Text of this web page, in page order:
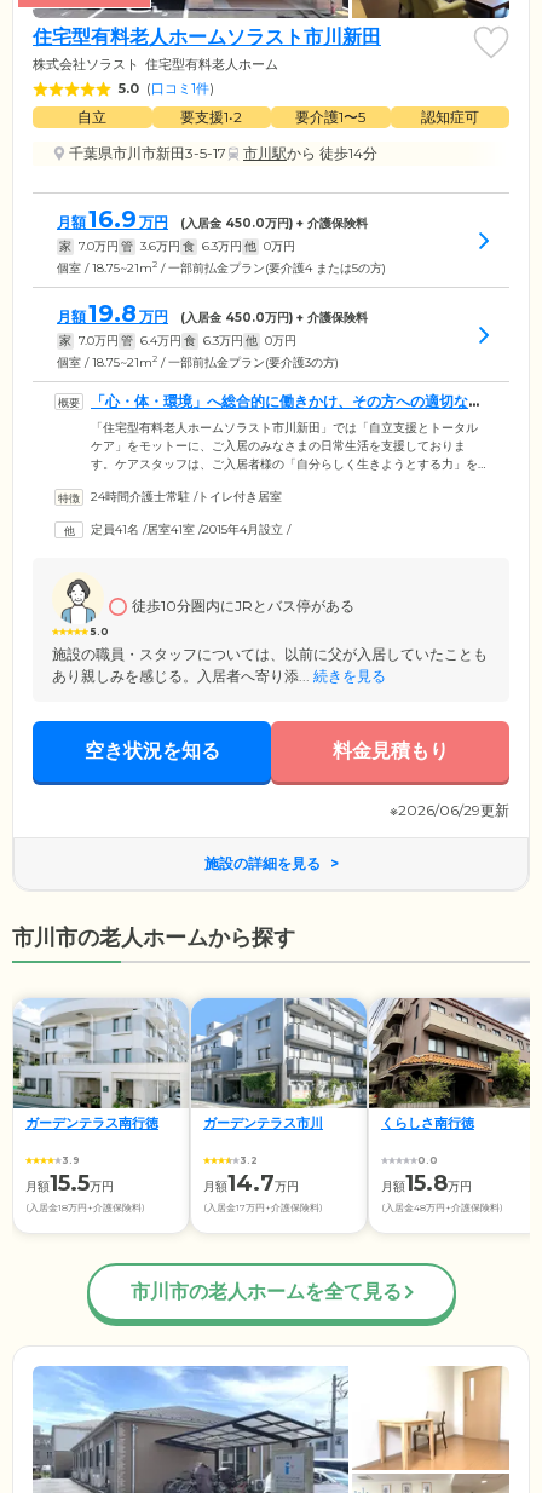
住宅型有料老人ホームソラスト市川新田
株式会社ソラスト 住宅型有料老人ホーム
5.0 (口コミ1件)
自立 要支援1•2 要介護1〜5
認知症可
千葉県市川市新田3-5-17
市川駅から 徒歩14分
月額16.9 万円 (入居金 450.0万円) + 介護保険料
家 7.0万円 管 3.6万円 食 6.3万円 他 0万円
個室 / 18.75~21m2 / 一部前払金プラン(要介護4 または5の方)
月額19.8 万円 (入居金 450.0万円) + 介護保険料
家 7.0万円 管 6.4万円 食 6.3万円 他 0万円
個室 / 18.75~21m2 / 一部前払金プラン(要介護3の方)
「心・体・環境」へ総合的に働きかけ、その方への適切なケ
アを追求します
「住宅型有料老人ホームソラスト市川新田」では「自立支援とトータル
ケア」をモットーに、ご入居のみなさまの日常生活を支援しておりま
す。ケアスタッフは、ご入居者様の「自分らしく生きようとする力」を
入居者様にはもちろん、ご家族のみまさまの暮らしも豊かになるよう、
らだへの働きかけ」「環境への働きかけ」を軸に、お気持ちの変化や価
24時間介護士常駐 /トイレ付き居室
定員41名 /居室41室 /2015年4月設立 /
5.0
徒歩10分圏内にJRとバス停がある
施設の職員・スタッフについては、以前に父が入居していたことも
あり親しみを感じる。入居者へ寄り添... 続きを見る
空き状況を知る 料金見積もり
※2026/06/29更新
施設の詳細を見る
市川市の老人ホームから探す
ガーデンテラス南行徳
3.9
月額15.5万円
(入居金18万円+介護保険料)
ガーデンテラス市川
3.2
月額14.7万円
(入居金17万円+介護保険料)
くらしさ南行徳
0.0
月額15.8万円
(入居金48万円+介護保険料)
市川市の老人ホームを全て見る